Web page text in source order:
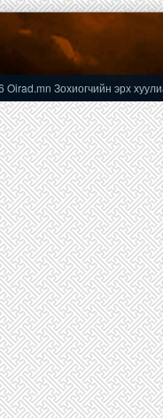
Oirad.mn Зохиогчийн эрх